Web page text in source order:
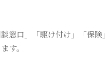
窓口 」「駆け付け 」「保険 」
す。